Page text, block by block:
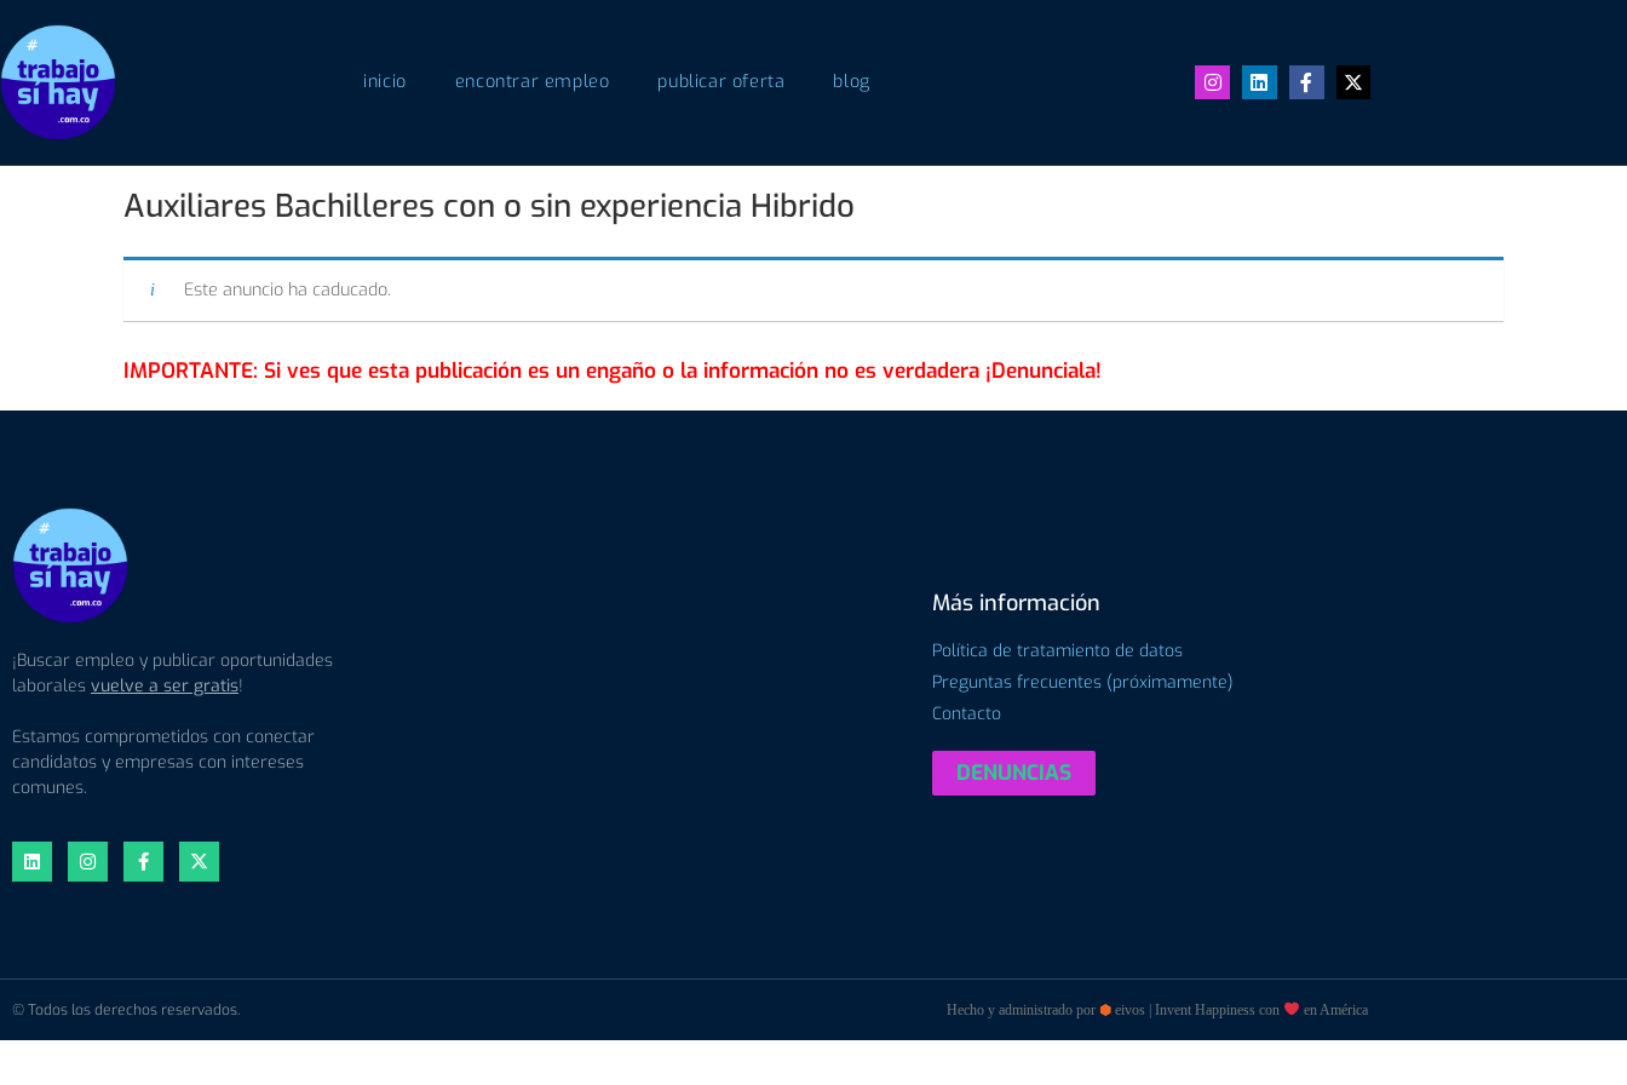
inicio encontrar empleo publicar oferta blog
Auxiliares Bachilleres con o sin experiencia Hibrido
Este anuncio ha caducado.
¡Buscar empleo y publicar oportunidades
laborales vuelve a ser gratis!
Estamos comprometidos con conectar
candidatos y empresas con intereses
comunes.
Más información
Política de tratamiento de datos
Preguntas frecuentes (próximamente)
Contacto
DENUNCIAS
© Todos los derechos reservados. Hecho y administrado por⬢ eivos | Invent Happiness con en América